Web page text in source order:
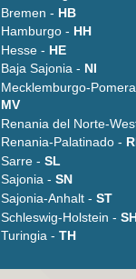
Bremen - HB
Hamburgo - HH
Hesse - HE
Baja Sajonia - NI
Mecklemburgo-
MV
Renania del Norte-
Renania-Palatinado -
Sarre - SL
Sajonia - SN
Sajonia-Anhalt - ST
Schleswig-Holstein -
Turingia - TH